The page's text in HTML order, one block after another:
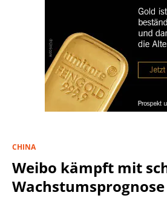
CHINA
Weibo kämpft mit
Wachstumsprognose